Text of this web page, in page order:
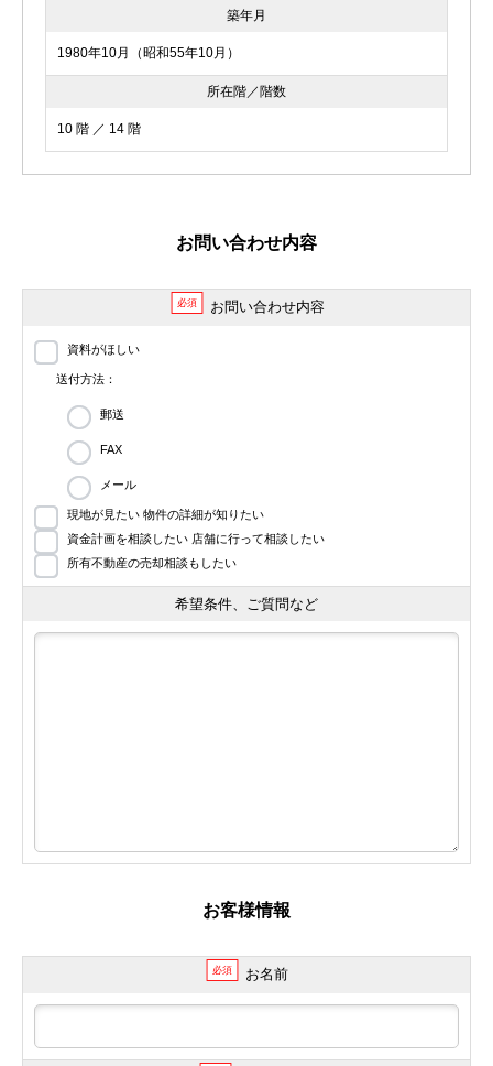
築年月
1980年10月（昭和55年10月）
所在階／階数
10 階 ／ 14 階
お問い合わせ内容
必須 お問い合わせ内容
資料がほしい
送付方法：
郵送
FAX
メール
現地が見たい 物件の詳細が知りたい
資金計画を相談したい 店舗に行って相談したい
所有不動産の売却相談もしたい
希望条件、ご質問など
お客様情報
必須 お名前